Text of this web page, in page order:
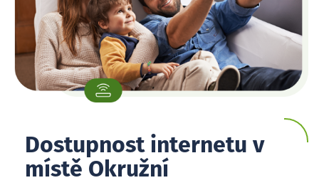
Dostupnost internetu v
místě Okružní